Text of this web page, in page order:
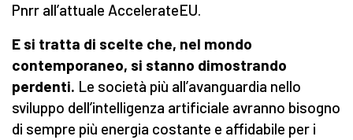
Pnrr all’attuale AccelerateEU.
E si tratta di scelte che, nel mondo
contemporaneo, si stanno dimostrando
perdenti. Le società più all’avanguardia nello
sviluppo dell’intelligenza artificiale avranno bisogno
di sempre più energia costante e affidabile per i